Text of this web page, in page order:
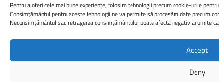
Pentru a oferi cele mai bune experiențe, folosim tehnologii precum cookie-urile
Consimțământul pentru aceste tehnologii ne va permite să procesăm date precum
Neconsimțământul sau retragerea consimțământului poate afecta negativ anumite
Accept
Deny